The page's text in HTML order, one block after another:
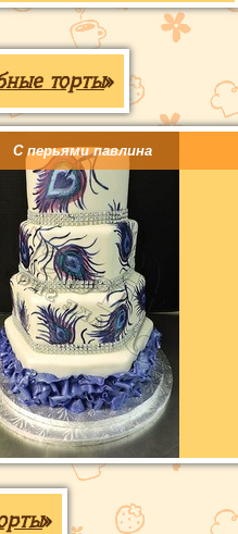
торты»
С перьями павлина
»